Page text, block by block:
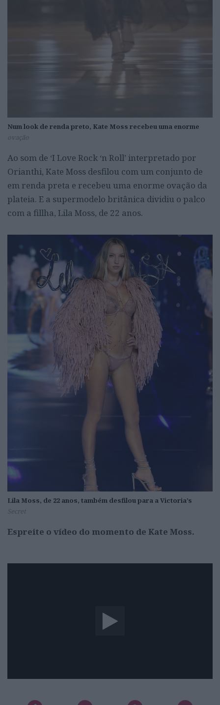
Num look de renda preto, Kate Moss recebeu uma enorme
ovação
Ao som de ‘I Love Rock ‘n Roll’ interpretado por
Orianthi, Kate Moss desfilou com um conjunto de
em renda preta e recebeu uma enorme ovação da
plateia. E a supermodelo britânica dividiu o palco
com a fillha, Lila Moss, de 22 anos.
Lila Moss, de 22 anos, também desfilou para a Victoria’s
Secret
Espreite o vídeo do momento de Kate Moss.